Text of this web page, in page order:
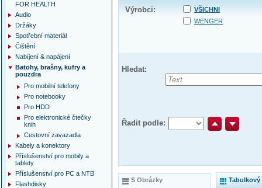
Výrobci:
VŠICHNI
WENGER
Hledat:
Řadit podle:
S Obrázky Tabulkový
FOR HEALTH
Audio
Držáky
Spotřební materiál
Čištění
Nabíjení & napájení
Batohy, brašny, kufry a
pouzdra
Pro mobilní telefony
Pro notebooky
Pro HDD
Pro elektronické čtečky
knih
Cestovní zavazadla
Kabely a konektory
Příslušenství pro mobily a
tablety
Příslušenství pro PC a NTB
Flashdisky